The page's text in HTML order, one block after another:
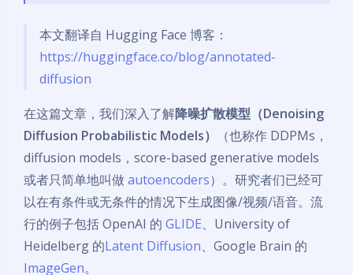
本文翻译自 Hugging Face 博客：
https://huggingface.co/blog/annotated-
diffusion
在这篇文章，我们深入了解降噪扩散模型（Denoising
Diffusion Probabilistic Models）
（也称作 DDPMs，
diffusion models，score-based generative models
或者只简单地叫做 autoencoders）。研究者们已经可
以在有条件或无条件的情况下生成图像/视频/语音。流
行的例子包括 OpenAI 的 GLIDE、University of
Heidelberg 的Latent Diffusion、Google Brain 的
ImageGen。